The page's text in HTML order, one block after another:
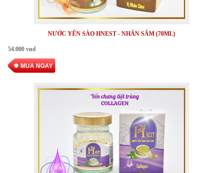
NƯỚC YẾN SÀO HNEST - NHÂN SÂM (70ML)
54.000 vnd
MUA NGAY